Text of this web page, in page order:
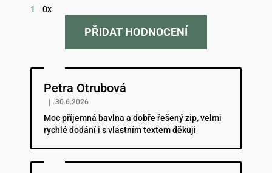
1
0x
PŘIDAT HODNOCENÍ
Petra Otrubová
Hodnocení obchodu je 5 z 5 hvězdiček.
| 30.6.2026
Moc příjemná bavlna a dobře řešený zip, velmi
rychlé dodání i s vlastním textem děkuji
Hodnocení obchodu je 5 z 5 hvězdiček.